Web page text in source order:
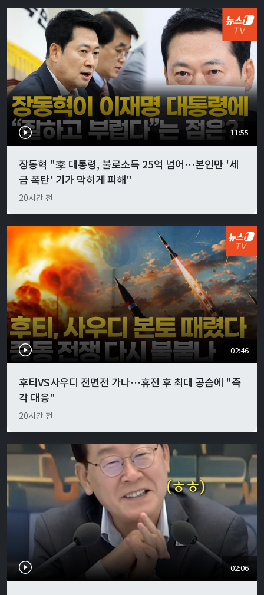
11:55
장동혁 "李 대통령, 불로소득 25억 넘어…본인만 '세
금 폭탄' 기가 막히게 피해"
20시간 전
02:46
후티VS사우디 전면전 가나…휴전 후 최대 공습에 "즉
각 대응"
20시간 전
02:06